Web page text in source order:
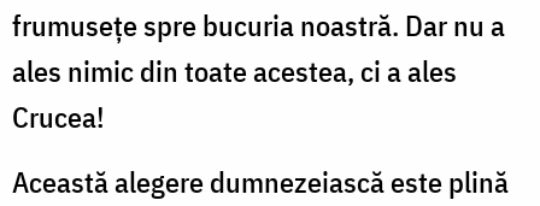
frumusețe spre bucuria noastră. Dar nu a
ales nimic din toate acestea, ci a ales
Crucea!
Această alegere dumnezeiască este plină